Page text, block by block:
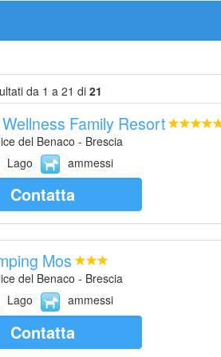
da 1 a 21 di 21
Family Resort
del Benaco - Brescia
Lago
ammessi
Contatta
Mos
del Benaco - Brescia
Lago
ammessi
Contatta